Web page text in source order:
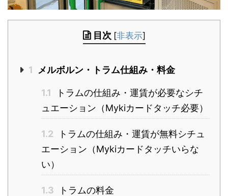
目次 [非表示]
1 メルボルン・トラム仕組み・料金
1.1
トラムの仕組み・運賃が必要なシチ
ュエーション（Mykiカードタッチ必要）
1.2
トラムの仕組み・運賃が無料シチュ
エーション（Mykiカードタッチいらな
い）
1.3 トラムの料金